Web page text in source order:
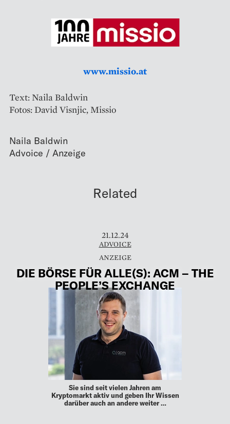
www.missio.at
Text: Naila Baldwin
Fotos: David Visnjic, Missio
Naila Baldwin
Related
21.12.24
ADVOICE
DIE BÖRSE FÜR ALLE(S): ACM – THE
PEOPLE’S EXCHANGE
Sie sind seit vielen Jahren am
Kryptomarkt aktiv und geben Ihr Wissen
darüber auch an andere weiter …